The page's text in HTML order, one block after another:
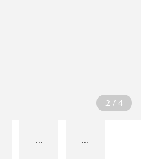
2 / 4
... ...